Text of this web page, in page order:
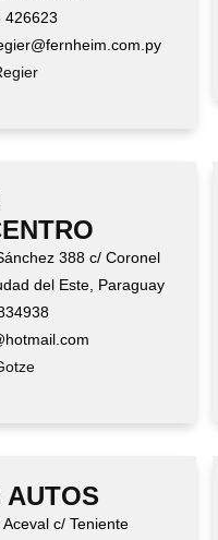
426623
388 c/ Coronel
del Este, Paraguay
AUTOS
c/ Teniente